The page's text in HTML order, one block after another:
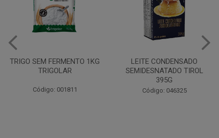
LEITE CONDENSADO
SEMIDESNATADO TIROL
Código: 046325
CHANTILINHO EM PO 400G
MIX
Código: 037442